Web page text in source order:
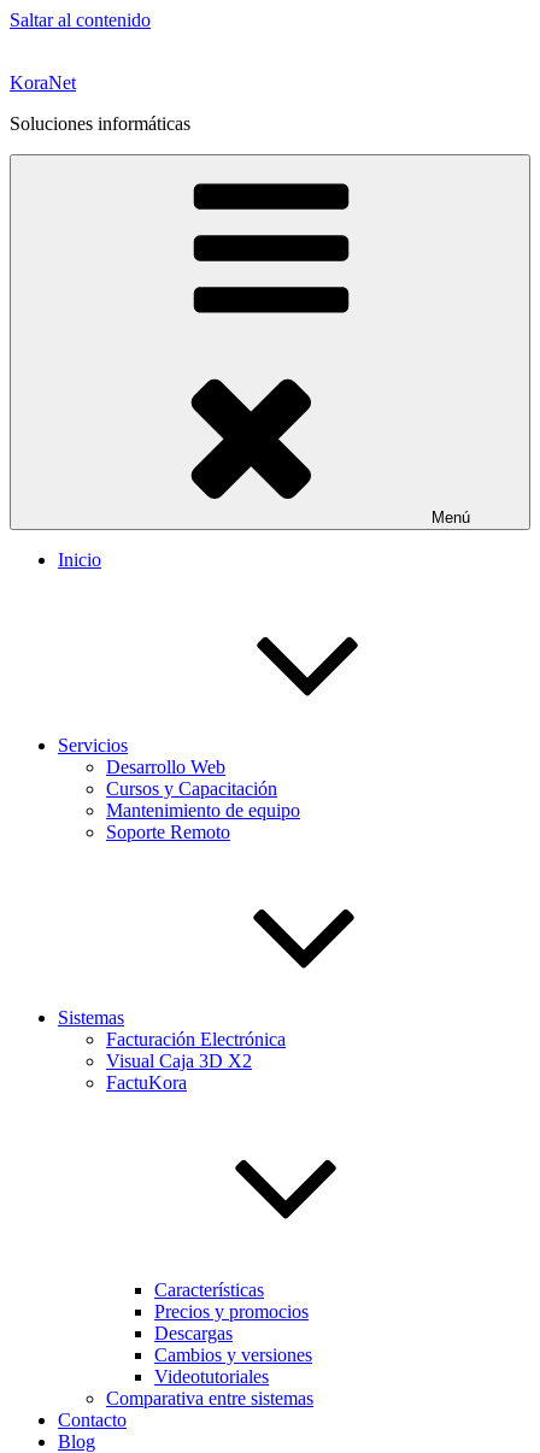
Saltar al contenido
KoraNet
Soluciones informáticas
Menú
Inicio
Servicios
Desarrollo Web
Cursos y Capacitación
Mantenimiento de equipo
Soporte Remoto
Sistemas
Facturación Electrónica
Visual Caja 3D X2
FactuKora
Características
Precios y promocios
Descargas
Cambios y versiones
Videotutoriales
Comparativa entre sistemas
Contacto
Blog